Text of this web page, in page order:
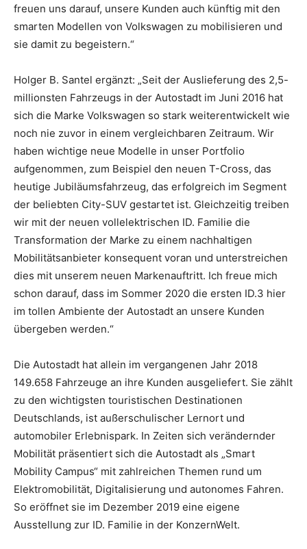
freuen uns darauf, unsere Kunden auch künftig mit den
smarten Modellen von Volkswagen zu mobilisieren und
sie damit zu begeistern.“
Holger B. Santel ergänzt: „Seit der Auslieferung des 2,5-
millionsten Fahrzeugs in der Autostadt im Juni 2016 hat
sich die Marke Volkswagen so stark weiterentwickelt wie
noch nie zuvor in einem vergleichbaren Zeitraum. Wir
haben wichtige neue Modelle in unser Portfolio
aufgenommen, zum Beispiel den neuen T-Cross, das
heutige Jubiläumsfahrzeug, das erfolgreich im Segment
der beliebten City-SUV gestartet ist. Gleichzeitig treiben
wir mit der neuen vollelektrischen ID. Familie die
Transformation der Marke zu einem nachhaltigen
Mobilitätsanbieter konsequent voran und unterstreichen
dies mit unserem neuen Markenauftritt. Ich freue mich
schon darauf, dass im Sommer 2020 die ersten ID.3 hier
im tollen Ambiente der Autostadt an unsere Kunden
übergeben werden.“
Die Autostadt hat allein im vergangenen Jahr 2018
149.658 Fahrzeuge an ihre Kunden ausgeliefert. Sie zählt
zu den wichtigsten touristischen Destinationen
Deutschlands, ist außerschulischer Lernort und
automobiler Erlebnispark. In Zeiten sich verändernder
Mobilität präsentiert sich die Autostadt als „Smart
Mobility Campus“ mit zahlreichen Themen rund um
Elektromobilität, Digitalisierung und autonomes Fahren.
So eröffnet sie im Dezember 2019 eine eigene
Ausstellung zur ID. Familie in der KonzernWelt.